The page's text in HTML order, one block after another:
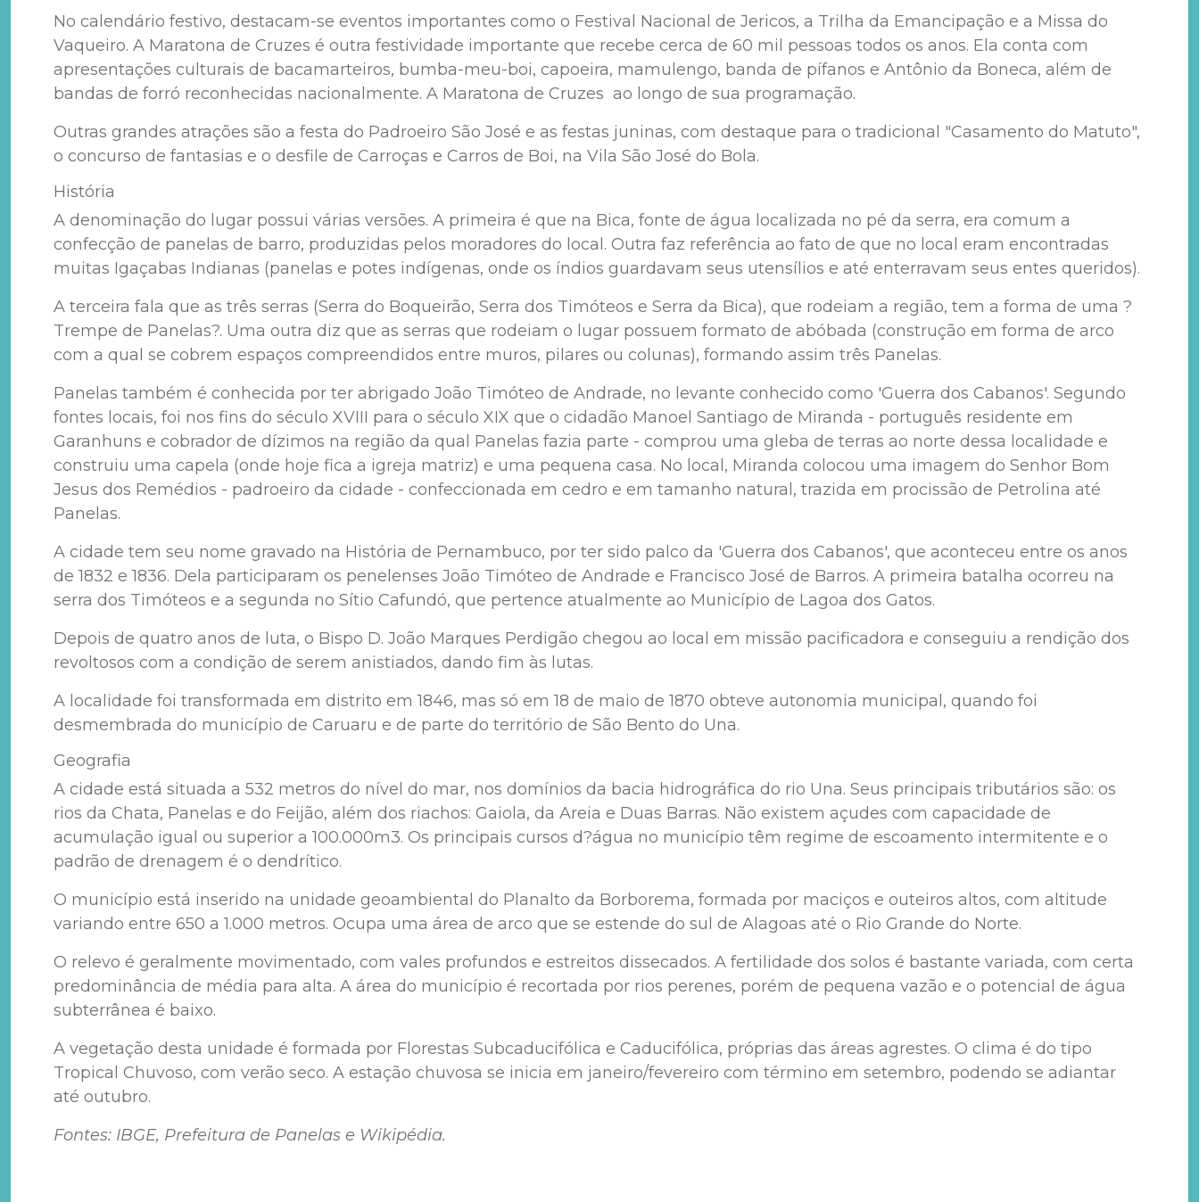
No calendário festivo, destacam-se eventos importantes como o Festival Nacional de Jericos, a Trilha da Emancipação e a Missa do
Vaqueiro. A Maratona de Cruzes é outra festividade importante que recebe cerca de 60 mil pessoas todos os anos. Ela conta com
apresentações culturais de bacamarteiros, bumba-meu-boi, capoeira, mamulengo, banda de pífanos e Antônio da Boneca, além de
bandas de forró reconhecidas nacionalmente. A Maratona de Cruzes ao longo de sua programação.
Outras grandes atrações são a festa do Padroeiro São José e as festas juninas, com destaque para o tradicional "Casamento do Matuto",
o concurso de fantasias e o desfile de Carroças e Carros de Boi, na Vila São José do Bola.
História
A denominação do lugar possui várias versões. A primeira é que na Bica, fonte de água localizada no pé da serra, era comum a
confecção de panelas de barro, produzidas pelos moradores do local. Outra faz referência ao fato de que no local eram encontradas
muitas Igaçabas Indianas (panelas e potes indígenas, onde os índios guardavam seus utensílios e até enterravam seus entes queridos).
A terceira fala que as três serras (Serra do Boqueirão, Serra dos Timóteos e Serra da Bica), que rodeiam a região, tem a forma de uma ?
Trempe de Panelas?. Uma outra diz que as serras que rodeiam o lugar possuem formato de abóbada (construção em forma de arco
com a qual se cobrem espaços compreendidos entre muros, pilares ou colunas), formando assim três Panelas.
Panelas também é conhecida por ter abrigado João Timóteo de Andrade, no levante conhecido como 'Guerra dos Cabanos'. Segundo
fontes locais, foi nos fins do século XVIII para o século XIX que o cidadão Manoel Santiago de Miranda - português residente em
Garanhuns e cobrador de dízimos na região da qual Panelas fazia parte - comprou uma gleba de terras ao norte dessa localidade e
construiu uma capela (onde hoje fica a igreja matriz) e uma pequena casa. No local, Miranda colocou uma imagem do Senhor Bom
Jesus dos Remédios - padroeiro da cidade - confeccionada em cedro e em tamanho natural, trazida em procissão de Petrolina até
Panelas.
A cidade tem seu nome gravado na História de Pernambuco, por ter sido palco da 'Guerra dos Cabanos', que aconteceu entre os anos
de 1832 e 1836. Dela participaram os penelenses João Timóteo de Andrade e Francisco José de Barros. A primeira batalha ocorreu na
serra dos Timóteos e a segunda no Sítio Cafundó, que pertence atualmente ao Município de Lagoa dos Gatos.
Depois de quatro anos de luta, o Bispo D. João Marques Perdigão chegou ao local em missão pacificadora e conseguiu a rendição dos
revoltosos com a condição de serem anistiados, dando fim às lutas.
A localidade foi transformada em distrito em 1846, mas só em 18 de maio de 1870 obteve autonomia municipal, quando foi
desmembrada do município de Caruaru e de parte do território de São Bento do Una.
Geografia
A cidade está situada a 532 metros do nível do mar, nos domínios da bacia hidrográfica do rio Una. Seus principais tributários são: os
rios da Chata, Panelas e do Feijão, além dos riachos: Gaiola, da Areia e Duas Barras. Não existem açudes com capacidade de
acumulação igual ou superior a 100.000m3. Os principais cursos d?água no município têm regime de escoamento intermitente e o
padrão de drenagem é o dendrítico.
O município está inserido na unidade geoambiental do Planalto da Borborema, formada por maciços e outeiros altos, com altitude
variando entre 650 a 1.000 metros. Ocupa uma área de arco que se estende do sul de Alagoas até o Rio Grande do Norte.
O relevo é geralmente movimentado, com vales profundos e estreitos dissecados. A fertilidade dos solos é bastante variada, com certa
predominância de média para alta. A área do município é recortada por rios perenes, porém de pequena vazão e o potencial de água
subterrânea é baixo.
A vegetação desta unidade é formada por Florestas Subcaducifólica e Caducifólica, próprias das áreas agrestes. O clima é do tipo
Tropical Chuvoso, com verão seco. A estação chuvosa se inicia em janeiro/fevereiro com término em setembro, podendo se adiantar
até outubro.
Fontes: IBGE, Prefeitura de Panelas e Wikipédia.